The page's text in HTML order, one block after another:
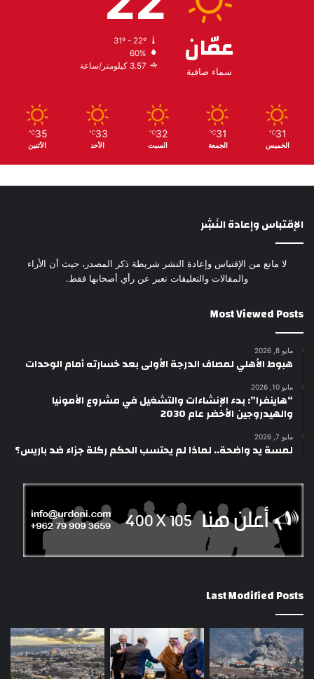
عمّان
سماء صافية
31º - 22º
60%
3.57 كيلومتر/ساعة
31
℃
الخميس
31
℃
الجمعة
32
℃
السبت
33
℃
الأحد
35
℃
الأثنين
الإقتباس وإعادة النَشِر
لا مانع من الإقتباس وإعادة النشر شريطة ذكر المصدر، حيث أن الأراء
والمقالات والتعليقات تعبر عن رأي أصحابها فقط.
Most Viewed Posts
مايو 8, 2026
هبوط الأهلي لمصاف الدرجة الأولى بعد خسارته أمام الوحدات
مايو 10, 2026
“هاينفرا”: بدء الإنشاءات والتشغيل في مشروع الأمونيا
والهيدروجين الأخضر عام 2030
مايو 7, 2026
لمسة يد واضحة.. لماذا لم يحتسب الحكم ركلة جزاء ضد باريس؟
Last Modified Posts